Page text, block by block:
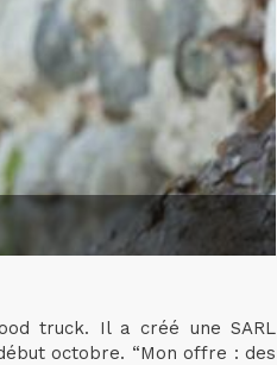
truck. Il a créé une SARL
octobre. “Mon offre : des